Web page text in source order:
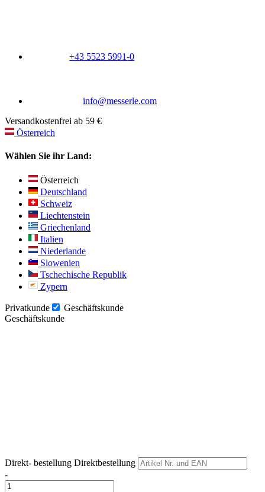
+43 5523 5991-0
info@messerle.com
Versandkostenfrei ab 59 €
Österreich
Wählen Sie ihr Land:
Österreich
Deutschland
Schweiz
Liechtenstein
Griechenland
Italien
Niederlande
Slowenien
Tschechische Republik
Zypern
Privatkunde
Geschäftskunde
Geschäftskunde
Direkt- bestellung Direktbestellung
-